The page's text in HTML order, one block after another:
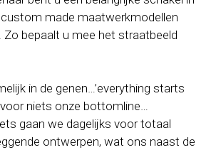
made maatwerkmodellen
Zo bepaalt u mee het straatbeeld
in de genen…’everything starts
niets onze bottomline…
gaan we dagelijks voor totaal
ontwerpen, wat ons naast de